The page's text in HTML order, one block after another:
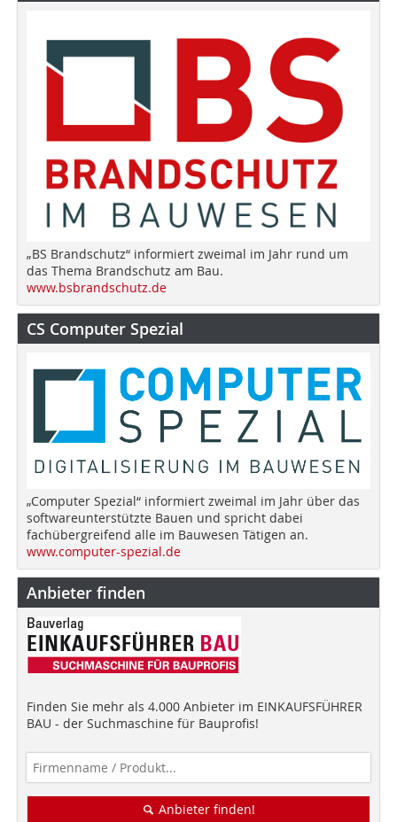
„BS Brandschutz“ informiert zweimal im Jahr rund um
das Thema Brandschutz am Bau.
www.bsbrandschutz.de
CS Computer Spezial
„Computer Spezial“ informiert zweimal im Jahr über das
softwareunterstützte Bauen und spricht dabei
fachübergreifend alle im Bauwesen Tätigen an.
www.computer-spezial.de
Anbieter finden
Finden Sie mehr als 4.000 Anbieter im EINKAUFSFÜHRER
BAU - der Suchmaschine für Bauprofis!
Anbieter finden!